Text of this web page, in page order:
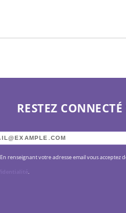
RESTEZ
En renseignant votre adresse email vous acceptez
.